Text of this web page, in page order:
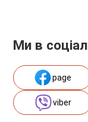
Ми в
page
viber